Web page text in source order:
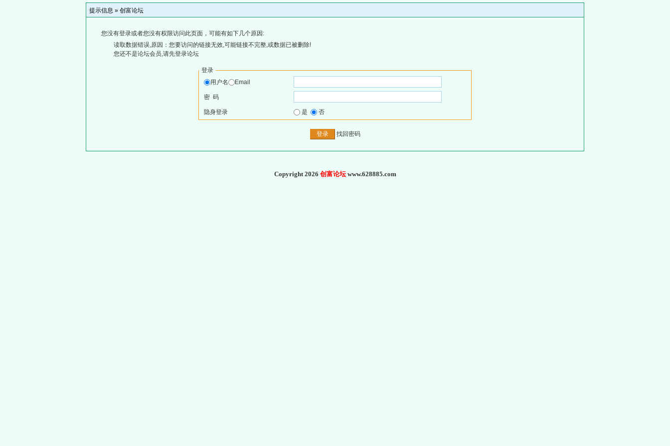
提示信息 » 创富论坛
您没有登录或者您没有权限访问此页面，可能有如下几个原因:
读取数据错误,原因：您要访问的链接无效,可能链接不完整,或数据已被删除!
您还不是论坛会员,请先登录论坛
登录
用户名
Email
密 码
隐身登录 是 否
找回密码
Copyright 2026 创富论坛www.628885.com